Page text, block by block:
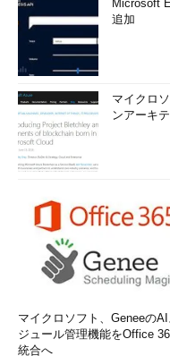
Microsoft
追加
マイクロ
ンアーキ
マイクロソフト、GeneeのAI
ジュール管理機能をOffice
統合へ